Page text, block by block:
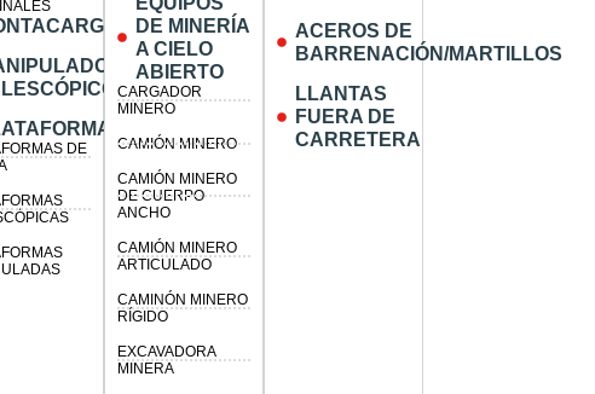
DE
DE MINERÍA
A CIELO
ABIERTO
CARGADOR
MINERO
CAMIÓN MINERO
CAMIÓN MINERO
DE CUERPO
ANCHO
CAMIÓN MINERO
ARTICULADO
CAMINÓN MINERO
RÍGIDO
EXCAVADORA
MINERA
ACEROS DE
BARRENACIÓN/MARTILLOS
LLANTAS
FUERA DE
CARRETERA